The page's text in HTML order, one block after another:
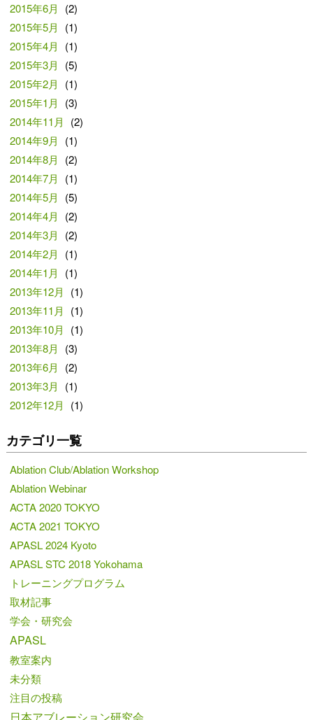
2015年6月
(2)
2015年5月
(1)
2015年4月
(1)
2015年3月
(5)
2015年2月
(1)
2015年1月
(3)
2014年11月
(2)
2014年9月
(1)
2014年8月
(2)
2014年7月
(1)
2014年5月
(5)
2014年4月
(2)
2014年3月
(2)
2014年2月
(1)
2014年1月
(1)
2013年12月
(1)
2013年11月
(1)
2013年10月
(1)
2013年8月
(3)
2013年6月
(2)
2013年3月
(1)
2012年12月
(1)
カテゴリ一覧
Ablation Club/Ablation Workshop
Ablation Webinar
ACTA 2020 TOKYO
ACTA 2021 TOKYO
APASL 2024 Kyoto
APASL STC 2018 Yokohama
トレーニングプログラム
取材記事
学会・研究会
APASL
教室案内
未分類
注目の投稿
日本アブレーション研究会